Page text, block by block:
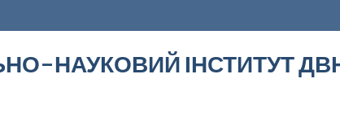
НАУКОВИЙ ІНСТИТУТ